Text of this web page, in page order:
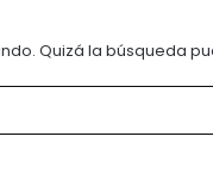
Quizá la búsqueda